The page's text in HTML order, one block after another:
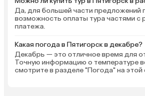
Да, для большей части предложений
возможность оплаты тура частями с
платежа.
Какая погода в Пятигорск в декабре?
Декабрь — это отличное время для
Точную информацию о температуре
смотрите в разделе "Погода" на этой